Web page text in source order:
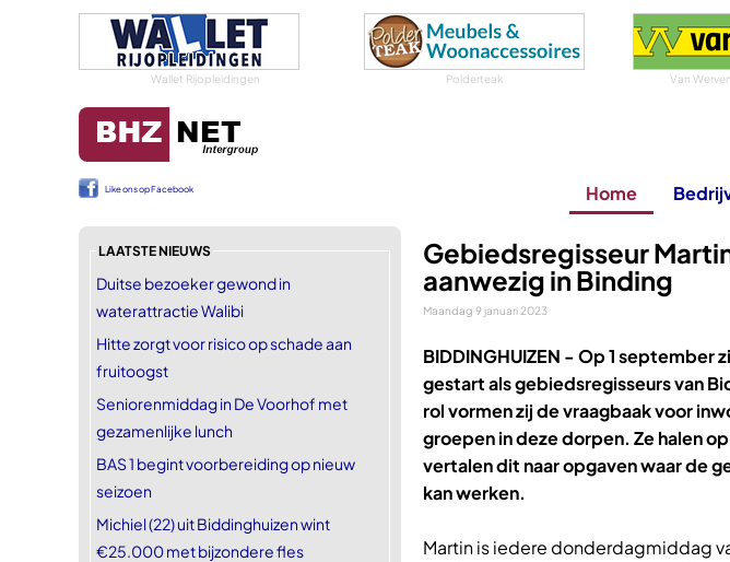
Wallet Rijopleidingen Polderteak Van
Like ons op Facebook Home
LAATSTE NIEUWS
Duitse bezoeker gewond in
waterattractie Walibi
Hitte zorgt voor risico op schade aan
fruitoogst
Seniorenmiddag in De Voorhof met
gezamenlijke lunch
BAS 1 begint voorbereiding op nieuw
seizoen
Michiel (22) uit Biddinghuizen wint
€25.000 met bijzondere fles
Gebiedsregisseur
aanwezig in Binding
Maandag 9 januari 2023
BIDDINGHUIZEN -Op 1 september
gestart als gebiedsregisseurs van
rol vormen zij de vraagbaak voor
groepen in deze dorpen. Ze halen
vertalen dit naar opgaven waar de
kan werken.
Martin is iedere donderdagmiddag